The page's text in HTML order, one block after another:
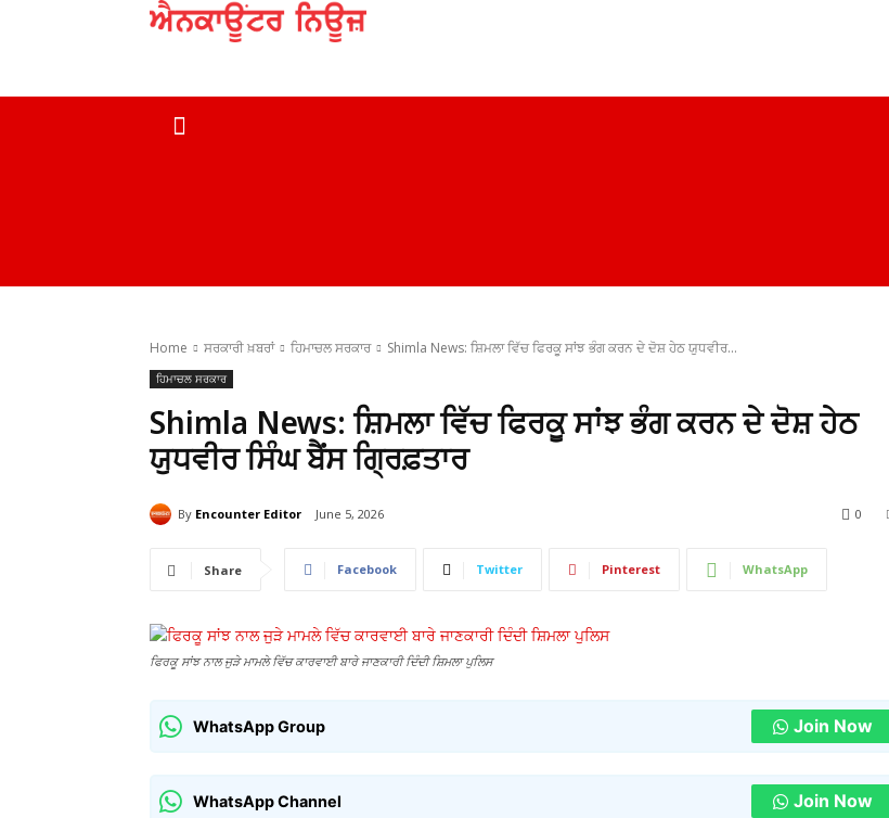
Home ਸਰਕਾਰੀ ਖ਼ਬਰਾਂ ਹਿਮਾਚਲ ਸਰਕਾਰ Shimla News: ਸ਼ਿਮਲਾ ਵਿੱਚ ਫਿਰਕੂ ਸਾਂਝ ਭੰਗ ਕਰਨ ਦੇ ਦੋਸ਼ ਹੇਠ ਯੁਧਵੀਰ...
ਹਿਮਾਚਲ ਸਰਕਾਰ
Shimla News: ਸ਼ਿਮਲਾ ਵਿੱਚ ਫਿਰਕੂ ਸਾਂਝ ਭੰਗ ਕਰਨ ਦੇ ਦੋਸ਼ ਹੇਠ
ਯੁਧਵੀਰ ਸਿੰਘ ਬੈਂਸ ਗ੍ਰਿਫ਼ਤਾਰ
By Encounter Editor June 5, 2026 0
Share Facebook Twitter Pinterest WhatsApp
ਫਿਰਕੂ ਸਾਂਝ ਨਾਲ ਜੁੜੇ ਮਾਮਲੇ ਵਿੱਚ ਕਾਰਵਾਈ ਬਾਰੇ ਜਾਣਕਾਰੀ ਦਿੰਦੀ ਸ਼ਿਮਲਾ ਪੁਲਿਸ
WhatsApp Group Join Now
WhatsApp Channel Join Now